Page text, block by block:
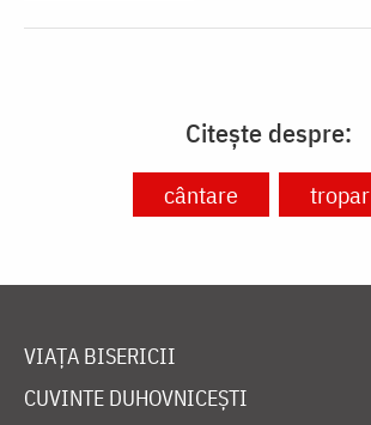
Citește despre:
cântare tropar
VIAȚA BISERICII
CUVINTE DUHOVNICEȘTI